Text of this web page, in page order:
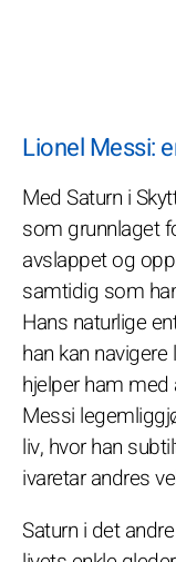
Lionel Messi:
Med Saturn i
som grunnlaget
avslappet og
samtidig som
Hans naturlige
han kan
hjelper ham
Messi
liv, hvor han
ivaretar andres
Saturn i det